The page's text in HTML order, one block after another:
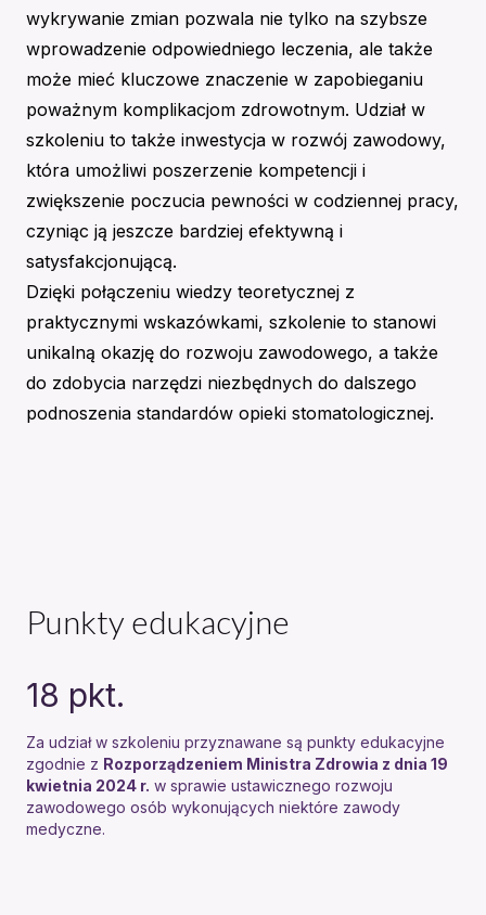
wykrywanie zmian pozwala nie tylko na szybsze
wprowadzenie odpowiedniego leczenia, ale także
może mieć kluczowe znaczenie w zapobieganiu
poważnym komplikacjom zdrowotnym. Udział w
szkoleniu to także inwestycja w rozwój zawodowy,
która umożliwi poszerzenie kompetencji i
zwiększenie poczucia pewności w codziennej pracy,
czyniąc ją jeszcze bardziej efektywną i
satysfakcjonującą.
Dzięki połączeniu wiedzy teoretycznej z
praktycznymi wskazówkami, szkolenie to stanowi
unikalną okazję do rozwoju zawodowego, a także
do zdobycia narzędzi niezbędnych do dalszego
podnoszenia standardów opieki stomatologicznej.
Punkty edukacyjne
18 pkt.
Za udział w szkoleniu przyznawane są punkty edukacyjne
zgodnie z Rozporządzeniem Ministra Zdrowia z dnia 19
kwietnia 2024 r. w sprawie ustawicznego rozwoju
zawodowego osób wykonujących niektóre zawody
medyczne.